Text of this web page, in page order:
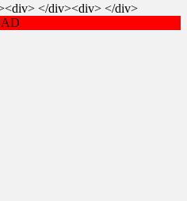
</div><div> </div>